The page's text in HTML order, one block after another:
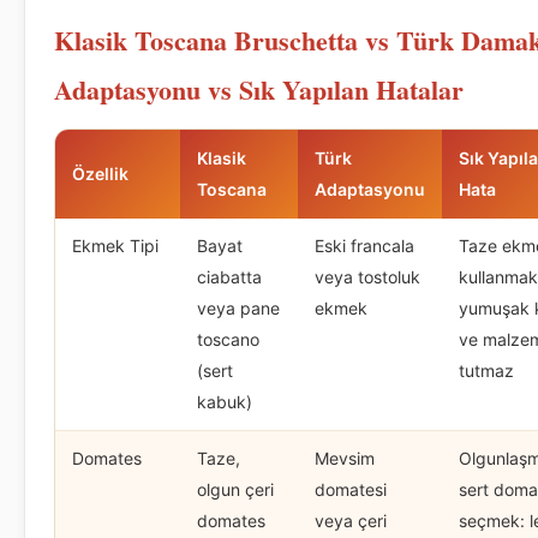
Klasik Toscana Bruschetta vs Türk
Adaptasyonu vs Sık Yapılan Hatalar
Özellik
Klasik
Toscana
Türk
Adaptasyonu
Sık
Hata
Ekmek Tipi
Bayat
ciabatta
veya pane
toscano
(sert
kabuk)
Eski francala
veya tostoluk
ekmek
Taze
yumuşak
ve
tutmaz
Domates
Taze,
olgun çeri
domates
Mevsim
domatesi
veya çeri
sert
seçmek: